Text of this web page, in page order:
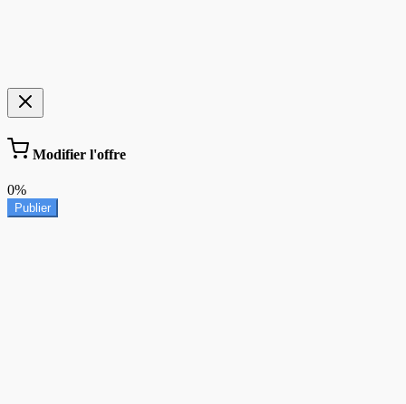
Modifier l'offre
0%
Publier